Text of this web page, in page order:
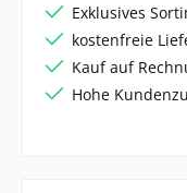
Exklusives
kostenfreie
Kauf auf
Hohe